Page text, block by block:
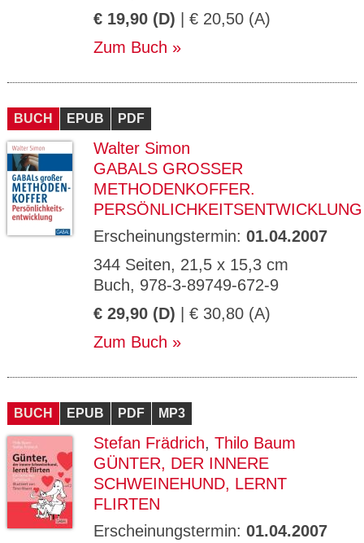
€ 19,90 (D) | € 20,50 (A)
Zum Buch
BUCH EPUB PDF
Walter Simon
GABALS GROSSER M
ETHODENKOFFER. P
ERSÖNLICHKEITSENTWICKLUNG
Erscheinungstermin: 01.04.2007
344 Seiten, 21,5 x 15,3 cm
Buch, 978-3-89749-672-9
€ 29,90 (D) | € 30,80 (A)
Zum Buch
BUCH EPUB PDF MP3
Stefan Frädrich, Thilo Baum
GÜNTER, DER INNERE
SCHWEINEHUND, LERNT
FLIRTEN
Erscheinungstermin: 01.04.2007